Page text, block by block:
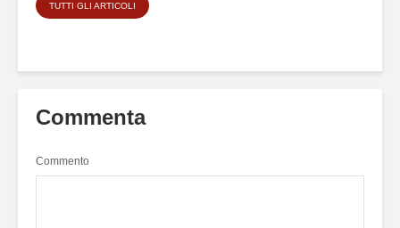
TUTTI GLI ARTICOLI
Commenta
Commento